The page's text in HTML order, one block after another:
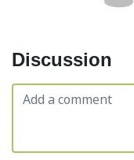
Discussion